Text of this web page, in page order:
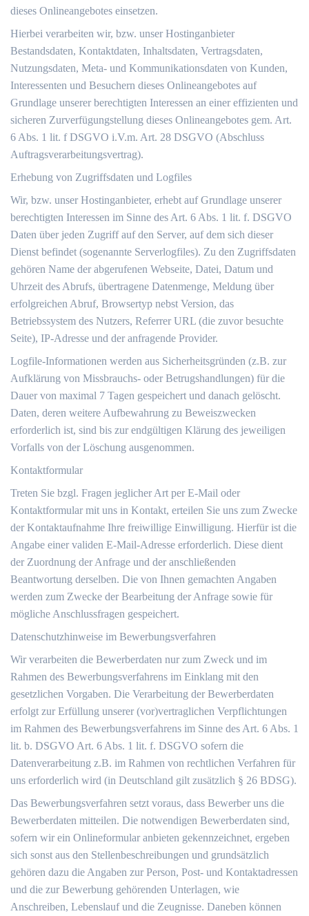
dieses Onlineangebotes einsetzen.
Hierbei verarbeiten wir, bzw. unser Hostinganbieter
Bestandsdaten, Kontaktdaten, Inhaltsdaten, Vertragsdaten,
Nutzungsdaten, Meta- und Kommunikationsdaten von Kunden,
Interessenten und Besuchern dieses Onlineangebotes auf
Grundlage unserer berechtigten Interessen an einer effizienten und
sicheren Zurverfügungstellung dieses Onlineangebotes gem. Art.
6 Abs. 1 lit. f DSGVO i.V.m. Art. 28 DSGVO (Abschluss
Auftragsverarbeitungsvertrag).
Erhebung von Zugriffsdaten und Logfiles
Wir, bzw. unser Hostinganbieter, erhebt auf Grundlage unserer
berechtigten Interessen im Sinne des Art. 6 Abs. 1 lit. f. DSGVO
Daten über jeden Zugriff auf den Server, auf dem sich dieser
Dienst befindet (sogenannte Serverlogfiles). Zu den Zugriffsdaten
gehören Name der abgerufenen Webseite, Datei, Datum und
Uhrzeit des Abrufs, übertragene Datenmenge, Meldung über
erfolgreichen Abruf, Browsertyp nebst Version, das
Betriebssystem des Nutzers, Referrer URL (die zuvor besuchte
Seite), IP-Adresse und der anfragende Provider.
Logfile-Informationen werden aus Sicherheitsgründen (z.B. zur
Aufklärung von Missbrauchs- oder Betrugshandlungen) für die
Dauer von maximal 7 Tagen gespeichert und danach gelöscht.
Daten, deren weitere Aufbewahrung zu Beweiszwecken
erforderlich ist, sind bis zur endgültigen Klärung des jeweiligen
Vorfalls von der Löschung ausgenommen.
Kontaktformular
Treten Sie bzgl. Fragen jeglicher Art per E-Mail oder
Kontaktformular mit uns in Kontakt, erteilen Sie uns zum Zwecke
der Kontaktaufnahme Ihre freiwillige Einwilligung. Hierfür ist die
Angabe einer validen E-Mail-Adresse erforderlich. Diese dient
der Zuordnung der Anfrage und der anschließenden
Beantwortung derselben. Die von Ihnen gemachten Angaben
werden zum Zwecke der Bearbeitung der Anfrage sowie für
mögliche Anschlussfragen gespeichert.
Datenschutzhinweise im Bewerbungsverfahren
Wir verarbeiten die Bewerberdaten nur zum Zweck und im
Rahmen des Bewerbungsverfahrens im Einklang mit den
gesetzlichen Vorgaben. Die Verarbeitung der Bewerberdaten
erfolgt zur Erfüllung unserer (vor)vertraglichen Verpflichtungen
im Rahmen des Bewerbungsverfahrens im Sinne des Art. 6 Abs. 1
lit. b. DSGVO Art. 6 Abs. 1 lit. f. DSGVO sofern die
Datenverarbeitung z.B. im Rahmen von rechtlichen Verfahren für
uns erforderlich wird (in Deutschland gilt zusätzlich § 26 BDSG).
Das Bewerbungsverfahren setzt voraus, dass Bewerber uns die
Bewerberdaten mitteilen. Die notwendigen Bewerberdaten sind,
sofern wir ein Onlineformular anbieten gekennzeichnet, ergeben
sich sonst aus den Stellenbeschreibungen und grundsätzlich
gehören dazu die Angaben zur Person, Post- und Kontaktadressen
und die zur Bewerbung gehörenden Unterlagen, wie
Anschreiben, Lebenslauf und die Zeugnisse. Daneben können